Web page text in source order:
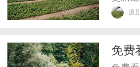
验。温
免费